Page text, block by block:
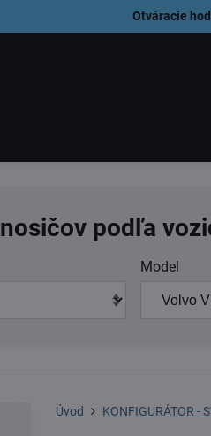
Otváracie
podľa
Model
Úvod KONFIGURÁTOR -